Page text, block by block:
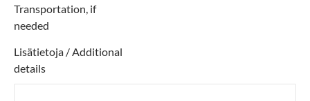
Transportation, if
needed
Lisätietoja / Additional
details